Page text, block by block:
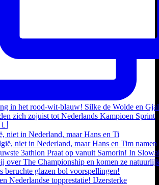
niet in Nederland, maar Hans en Ti
Nederlandse topprestatie! IJzersterke